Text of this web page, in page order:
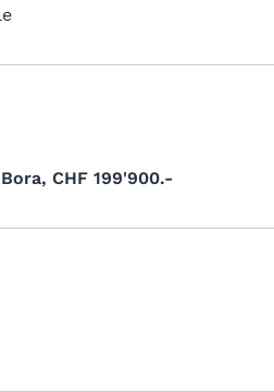
CHF 199'900.-